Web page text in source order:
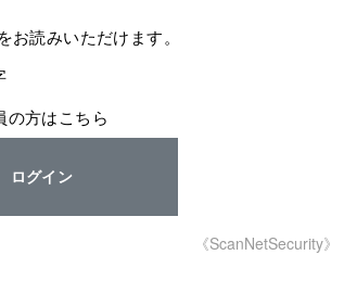
読みいただけます。
の方はこちら
ログイン
《ScanNetSecurity》